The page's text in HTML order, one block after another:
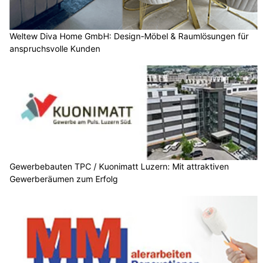
Weltew Diva Home GmbH: Design-Möbel & Raumlösungen für
anspruchsvolle Kunden
Gewerbebauten TPC / Kuonimatt Luzern: Mit attraktiven
Gewerberäumen zum Erfolg